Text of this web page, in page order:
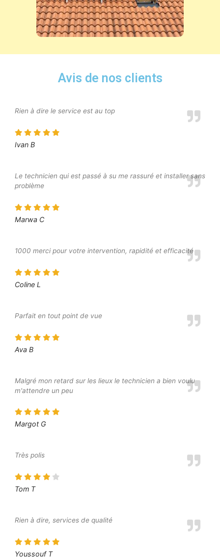
Avis de nos clients
Rien à dire le service est au top
Ivan B
Le technicien qui est passé à su me rassuré et installer sans
problème
Marwa C
1000 merci pour votre intervention, rapidité et efficacité
Coline L
Parfait en tout point de vue
Ava B
Malgré mon retard sur les lieux le technicien a bien voulu
m'attendre un peu
Margot G
Très polis
Tom T
Rien à dire, services de qualité
Youssouf T